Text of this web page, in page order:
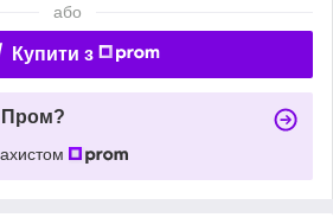
або
Купити з
Пром?